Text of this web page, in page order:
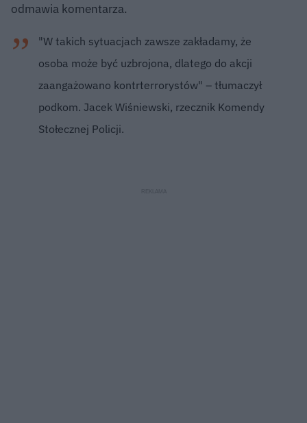
odmawia komentarza.
"W takich sytuacjach zawsze zakładamy, że
osoba może być uzbrojona, dlatego do akcji
zaangażowano kontrterrorystów" – tłumaczył
podkom. Jacek Wiśniewski, rzecznik Komendy
Stołecznej Policji.